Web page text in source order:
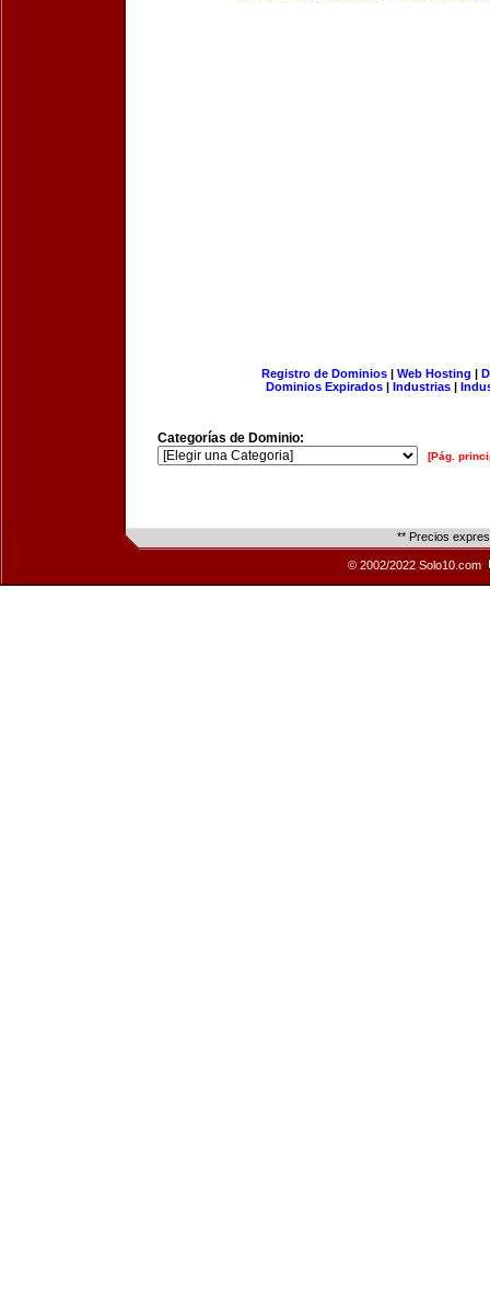
Registro de Dominios| Web Hosting |
Dominios Expirados | Industrias |
Categorías de Dominio:
[Pág.
** Precios
© 2002/2022 Solo10.com